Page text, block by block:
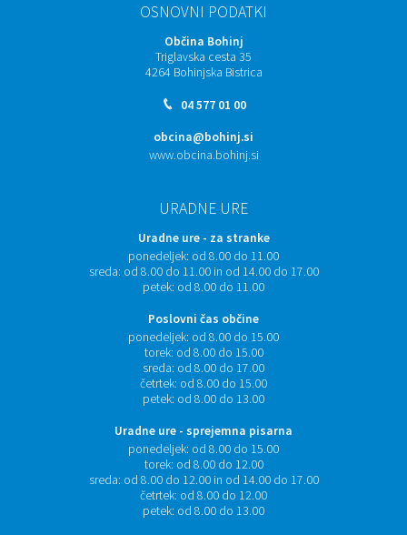
OSNOVNI PODATKI
Občina Bohinj
Triglavska cesta 35
4264 Bohinjska Bistrica
04 577 01 00
obcina@bohinj.si
www.obcina.bohinj.si
URADNE URE
Uradne ure - za stranke
ponedeljek: od 8.00 do 11.00
sreda: od 8.00 do 11.00 in od 14.00 do 17.00
petek: od 8.00 do 11.00
Poslovni čas občine
ponedeljek: od 8.00 do 15.00
torek: od 8.00 do 15.00
sreda: od 8.00 do 17.00
četrtek: od 8.00 do 15.00
petek: od 8.00 do 13.00
Uradne ure - sprejemna pisarna
ponedeljek: od 8.00 do 15.00
torek: od 8.00 do 12.00
sreda: od 8.00 do 12.00 in od 14.00 do 17.00
četrtek: od 8.00 do 12.00
petek: od 8.00 do 13.00